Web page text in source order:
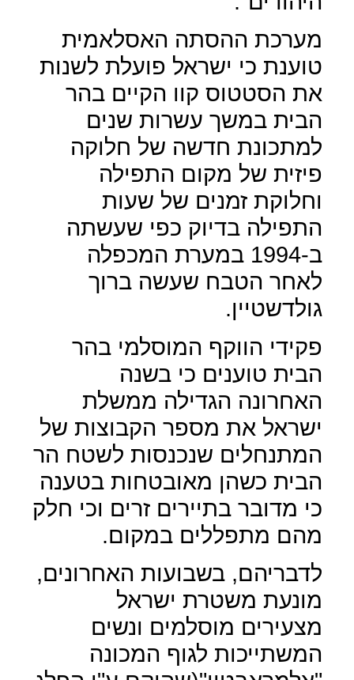
מערכת ההסתה האסלאמית
טוענת כי ישראל פועלת לשנות
את הסטטוס קוו הקיים בהר
הבית במשך עשרות שנים
למתכונת חדשה של חלוקה
פיזית של מקום התפילה
וחלוקת זמנים של שעות
התפילה בדיוק כפי שעשתה
ב-1994 במערת המכפלה
לאחר הטבח שעשה ברוך
גולדשטיין.
פקידי הווקף המוסלמי בהר
הבית טוענים כי בשנה
האחרונה הגדילה ממשלת
ישראל את מספר הקבוצות של
המתנחלים שנכנסות לשטח הר
הבית כשהן מאובטחות בטענה
כי מדובר בתיירים זרים וכי חלק
מהם מתפללים במקום.
לדבריהם, בשבועות האחרונים,
מונעת משטרת ישראל
מצעירים מוסלמים ונשים
המשתייכות לגוף המכונה